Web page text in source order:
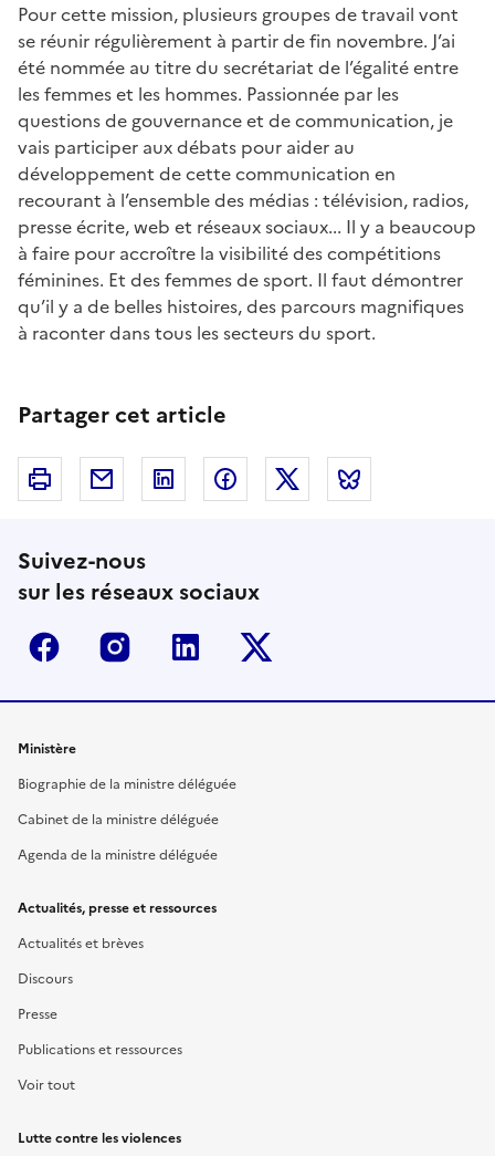
Pour cette mission, plusieurs groupes de travail vont
se réunir régulièrement à partir de fin novembre. J’ai
été nommée au titre du secrétariat de l’égalité entre
les femmes et les hommes. Passionnée par les
questions de gouvernance et de communication, je
vais participer aux débats pour aider au
développement de cette communication en
recourant à l’ensemble des médias : télévision, radios,
presse écrite, web et réseaux sociaux... Il y a beaucoup
à faire pour accroître la visibilité des compétitions
féminines. Et des femmes de sport. Il faut démontrer
qu’il y a de belles histoires, des parcours magnifiques
à raconter dans tous les secteurs du sport.
Partager cet article
Imprimer Courriel Linkedin FacebookTwitter
Suivez-nous
sur les réseaux sociaux
Facebook InstagramLinkedin
Ministère
Biographie de la ministre déléguée
Cabinet de la ministre déléguée
Agenda de la ministre déléguée
Actualités, presse et ressources
Actualités et brèves
Discours
Presse
Publications et ressources
Voir tout
Lutte contre les violences